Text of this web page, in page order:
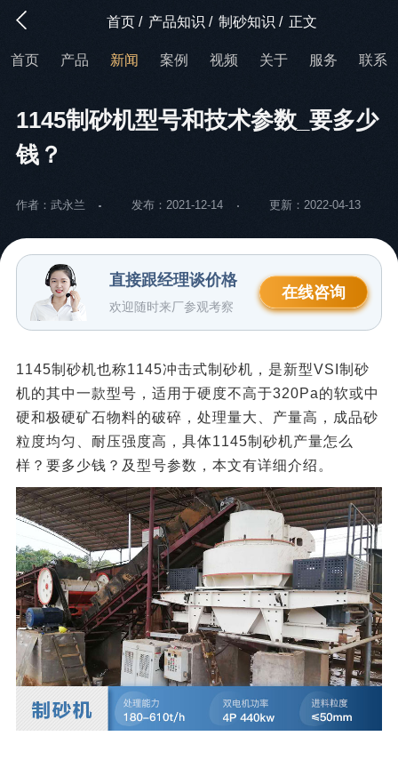
首页 / 产品知识 / 制砂知识 / 正文
首页 产品 新闻 案例 视频 关于 服务 联系
1145制砂机型号和技术参数_要多少
钱？
作者：武永兰 发布：2021-12-14 更新：2022-04-13
直接跟经理谈价格
欢迎随时来厂参观考察
在线咨询
1145制砂机也称1145冲击式制砂机，是新型VSI制砂
机的其中一款型号，适用于硬度不高于320Pa的软或中
硬和极硬矿石物料的破碎，处理量大、产量高，成品砂
粒度均匀、耐压强度高，具体1145制砂机产量怎么
样？要多少钱？及型号参数，本文有详细介绍。